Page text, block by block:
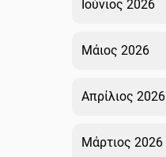
Ιούνιος 2026
Μάιος 2026
Απρίλιος 2026
Μάρτιος 2026